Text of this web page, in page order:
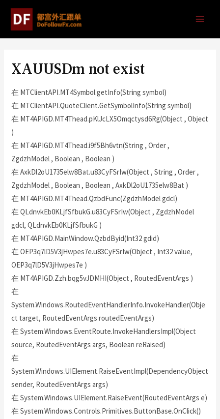
XAUUSDm not exist
在 MTClientAPI.MT4Symbol.getInfo(String symbol)
在 MTClientAPI.QuoteClient.GetSymbolInfo(String symbol)
在 MT4APIGD.MT4Thead.pKlJcLX5Omqctysd6Rg(Object , Object
)
在 MT4APIGD.MT4Thead.i9f5Bh6vtn(String , Order ,
ZgdzhModel , Boolean , Boolean )
在 AxkDl2oU1735elw8Bat.u83CyFSrIw(Object , String , Order ,
ZgdzhModel , Boolean , Boolean , AxkDl2oU1735elw8Bat )
在 MT4APIGD.MT4Thead.QzbdFunc(ZgdzhModel gdcl)
在 QLdnvkEb0KLjfSfbukG.u83CyFSrIw(Object , ZgdzhModel
gdcl, QLdnvkEb0KLjfSfbukG )
在 MT4APIGD.MainWindow.QzbdByid(Int32 gdid)
在 OEP3q7lD5V3jHwpes7e.u83CyFSrIw(Object , Int32 value,
OEP3q7lD5V3jHwpes7e )
在 MT4APIGD.Zzh.bqg5vJDMHI(Object , RoutedEventArgs )
在
System.Windows.RoutedEventHandlerInfo.InvokeHandler(Obje
ct target, RoutedEventArgs routedEventArgs)
在 System.Windows.EventRoute.InvokeHandlersImpl(Object
source, RoutedEventArgs args, Boolean reRaised)
在
System.Windows.UIElement.RaiseEventImpl(DependencyObject
sender, RoutedEventArgs args)
在 System.Windows.UIElement.RaiseEvent(RoutedEventArgs e)
在 System.Windows.Controls.Primitives.ButtonBase.OnClick()